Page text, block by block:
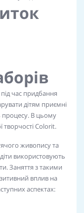
час придбання
дітям приємні
процесу. В цьому
творчості Colorit.
живопису та
використовують
Заняття з такими
вплив на
аспектах: